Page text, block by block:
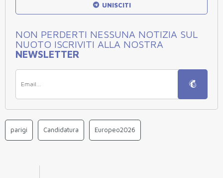
UNISCITI
NON PERDERTI NESSUNA NOTIZIA SUL
NUOTO ISCRIVITI ALLA NOSTRA
NEWSLETTER
parigi Candidatura Europeo2026